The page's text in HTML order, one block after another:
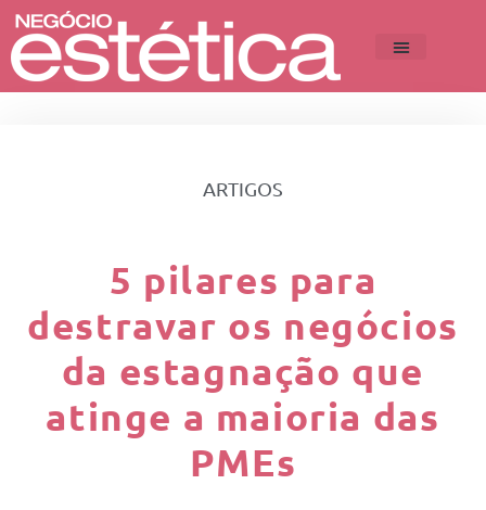
ARTIGOS
5 pilares para
destravar os negócios
da estagnação que
atinge a maioria das
PMEs